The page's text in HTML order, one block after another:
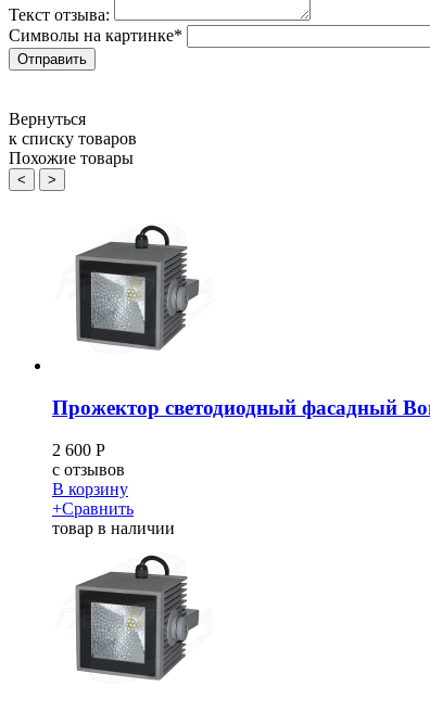
Текст отзыва:
Символы на картинке*
Вернуться
к списку товаров
Похожие товары
< >
Прожектор светодиодный фасадный
2 600 Р
c отзывов
В корзину
+Сравнить
товар в наличии